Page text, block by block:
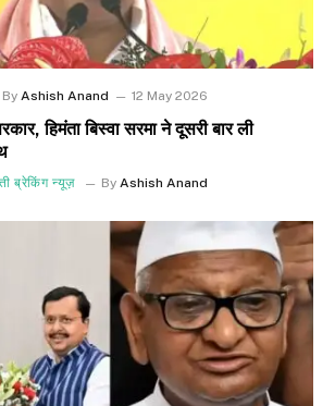
By Ashish Anand 12 May 2026
हिमंता बिस्वा सरमा ने दूसरी बार ली
ब्रेकिंग न्यूज़ By Ashish Anand